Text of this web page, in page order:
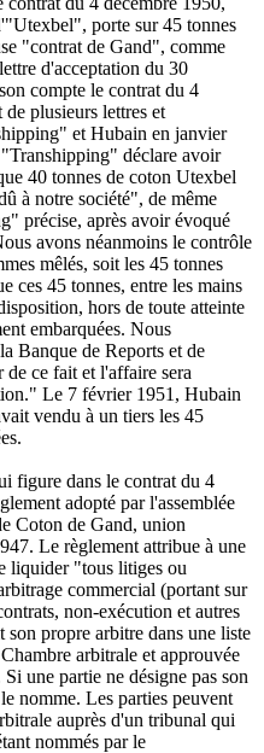
porte sur 45 tonnes
"contrat de Gand", comme
d'acceptation du 30
compte le contrat du 4
plusieurs lettres et
et Hubain en janvier
déclare avoir
40 tonnes de coton Utexbel
à notre société", de même
précise, après avoir évoqué
avons néanmoins le contrôle
mêlés, soit les 45 tonnes
ces 45 tonnes, entre les mains
hors de toute atteinte
embarquées. Nous
Banque de Reports et de
ce fait et l'affaire sera
Le 7 février 1951, Hubain
vendu à un tiers les 45
figure dans le contrat du 4
adopté par l'assemblée
Coton de Gand, union
Le règlement attribue à une
liquider "tous litiges ou
commercial (portant sur
non-exécution et autres
son propre arbitre dans une liste
arbitrale et approuvée
une partie ne désigne pas son
nomme. Les parties peuvent
auprès d'un tribunal qui
nommés par le